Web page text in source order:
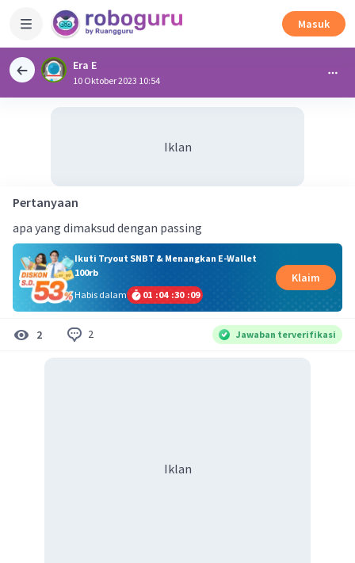
Masuk
Era E
10 Oktober 2023 10:54
Iklan
Pertanyaan
apa yang dimaksud dengan passing
Ikuti Tryout SNBT & Menangkan E-Wallet
100rb
Habis dalam
01 :04 :30 :08
Klaim
2 2 Jawaban terverifikasi
Iklan